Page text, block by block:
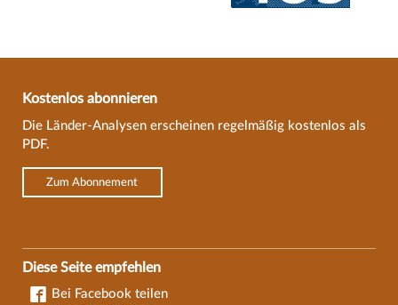
Kostenlos abonnieren
Die Länder-Analysen erscheinen regelmäßig kostenlos als
PDF.
Zum Abonnement
Diese Seite empfehlen
Bei Facebook teilen